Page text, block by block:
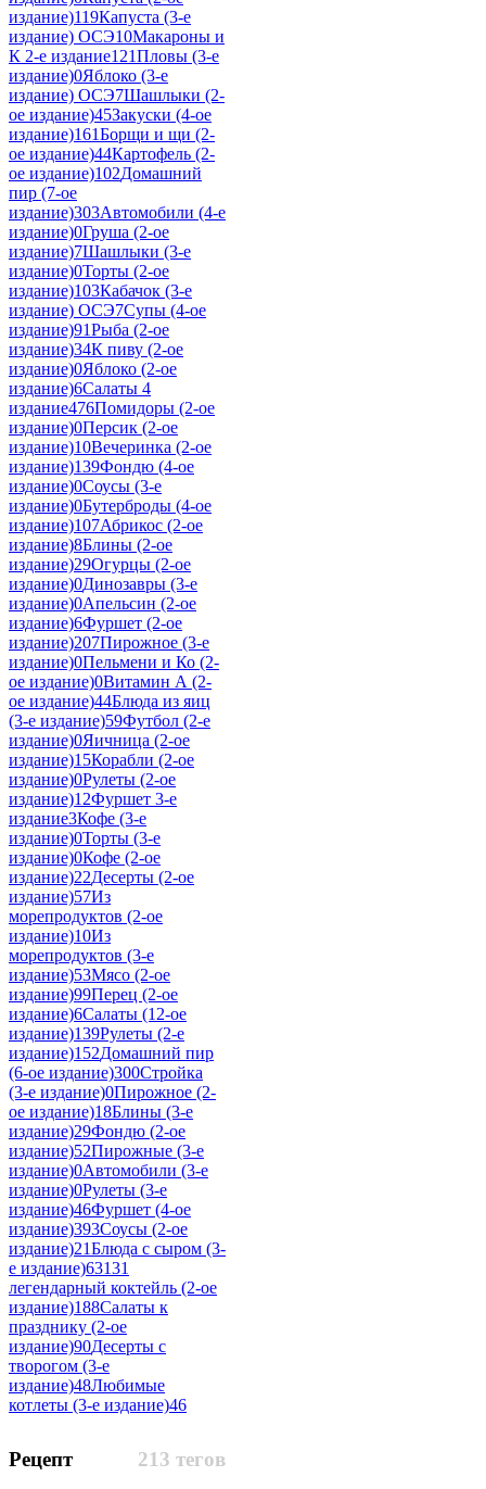
издание)119Капуста (3-е
издание) ОСЭ10Макароны и
К 2-е издание121Пловы (3-е
издание)0Яблоко (3-е
издание) ОСЭ7Шашлыки (2-
ое издание)45Закуски (4-ое
издание)161Борщи и щи (2-
ое издание)44Картофель (2-
ое издание)102Домашний
пир (7-ое
издание)303Автомобили (4-е
издание)0Груша (2-ое
издание)7Шашлыки (3-е
издание)0Торты (2-ое
издание)103Кабачок (3-е
издание) ОСЭ7Супы (4-ое
издание)91Рыба (2-ое
издание)34К пиву (2-ое
издание)0Яблоко (2-ое
издание)6Салаты 4
издание476Помидоры (2-ое
издание)0Персик (2-ое
издание)10Вечеринка (2-ое
издание)139Фондю (4-ое
издание)0Соусы (3-е
издание)0Бутерброды (4-ое
издание)107Абрикос (2-ое
издание)8Блины (2-ое
издание)29Огурцы (2-ое
издание)0Динозавры (3-е
издание)0Апельсин (2-ое
издание)6Фуршет (2-ое
издание)207Пирожное (3-е
издание)0Пельмени и Ко (2-
ое издание)0Витамин А (2-
ое издание)44Блюда из яиц
(3-е издание)59Футбол (2-е
издание)0Яичница (2-ое
издание)15Корабли (2-ое
издание)0Рулеты (2-ое
издание)12Фуршет 3-е
издание3Кофе (3-е
издание)0Торты (3-е
издание)0Кофе (2-ое
издание)22Десерты (2-ое
издание)57Из
морепродуктов (2-ое
издание)10Из
морепродуктов (3-е
издание)53Мясо (2-ое
издание)99Перец (2-ое
издание)6Салаты (12-ое
издание)139Рулеты (2-е
издание)152Домашний пир
(6-ое издание)300Стройка
(3-е издание)0Пирожное (2-
ое издание)18Блины (3-е
издание)29Фондю (2-ое
издание)52Пирожные (3-е
издание)0Автомобили (3-е
издание)0Рулеты (3-е
издание)46Фуршет (4-ое
издание)393Соусы (2-ое
издание)21Блюда с сыром (3-
е издание)63131
легендарный коктейль (2-ое
издание)188Салаты к
празднику (2-ое
издание)90Десерты с
творогом (3-е
издание)48Любимые
котлеты (3-е издание)46
213 тегов
Рецепт